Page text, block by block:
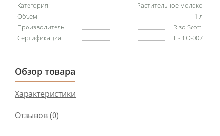
Категория:
Растительное молоко
Объем:
1 л
Производитель:
Riso Scotti
Сертификация:
IT-BIO-007
Обзор товара
Характеристики
Отзывов (0)